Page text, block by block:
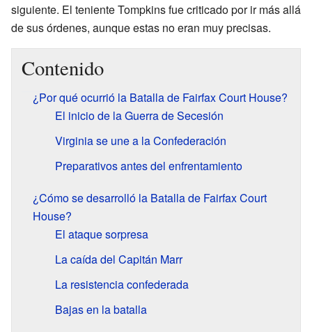
siguiente. El teniente Tompkins fue criticado por ir más allá
de sus órdenes, aunque estas no eran muy precisas.
Contenido
¿Por qué ocurrió la Batalla de Fairfax Court House?
El inicio de la Guerra de Secesión
Virginia se une a la Confederación
Preparativos antes del enfrentamiento
¿Cómo se desarrolló la Batalla de Fairfax Court
House?
El ataque sorpresa
La caída del Capitán Marr
La resistencia confederada
Bajas en la batalla